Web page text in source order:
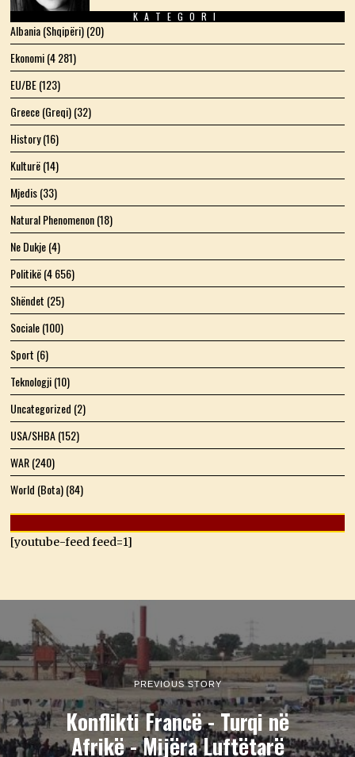
KATEGORI
Albania (Shqipëri)(20)
Ekonomi(4 281)
EU/BE(123)
Greece (Greqi)(32)
History(16)
Kulturë(14)
Mjedis(33)
Natural Phenomenon(18)
Ne Dukje(4)
Politikë(4 656)
Shëndet (25)
Sociale(100)
Sport (6)
Teknologji(10)
Uncategorized (2)
USA/SHBA(152)
WAR(240)
World (Bota)(84)
[youtube-feed feed=1]
PREVIOUS STORY
Konflikti Francë - Turqi në
Afrikë - Mijëra Luftëtarë